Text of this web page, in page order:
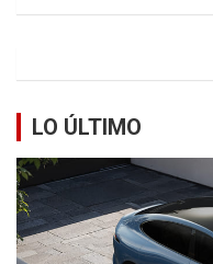
LO ÚLTIMO